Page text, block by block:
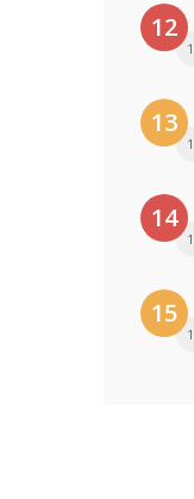
12
13
14
15